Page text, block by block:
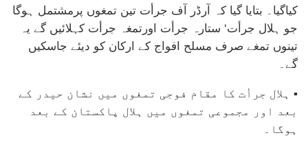
کیاگیا۔ بتایا گیا کہ آرڈر آف جرأت تین تمغوں پرمشتمل ہوگا
جو ہلال جرأت‘ ستارہ جرأت اورتمغہ جرأت کہلائیں گے یہ
تینوں تمغے صرف مسلح افواج کے ارکان کو دیئے جاسکیں
گے۔
▪ ہلال جرأت کا مقام فوجی تمغوں میں نشان حیدر کے
بعد اور مجموعی تمغوں میں ہلال پاکستان کے بعد
ہوگا۔